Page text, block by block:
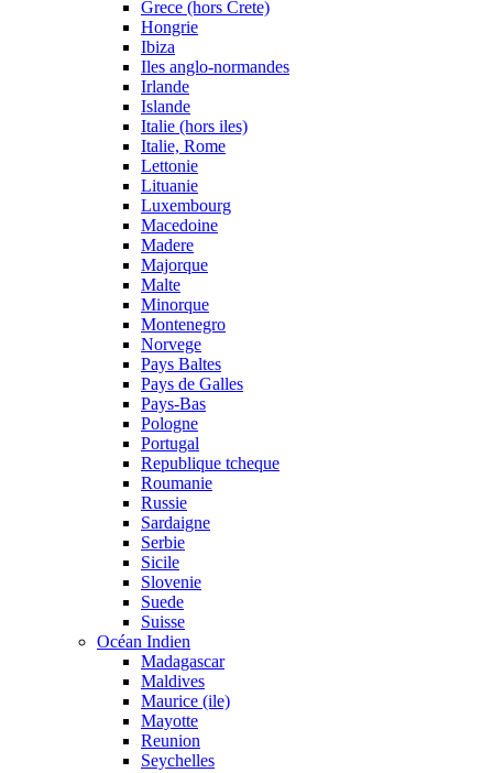
Grece (hors Crete)
Hongrie
Ibiza
Iles anglo-normandes
Irlande
Islande
Italie (hors iles)
Italie, Rome
Lettonie
Lituanie
Luxembourg
Macedoine
Madere
Majorque
Malte
Minorque
Montenegro
Norvege
Pays Baltes
Pays de Galles
Pays-Bas
Pologne
Portugal
Republique tcheque
Roumanie
Russie
Sardaigne
Serbie
Sicile
Slovenie
Suede
Suisse
Océan Indien
Madagascar
Maldives
Maurice (ile)
Mayotte
Reunion
Seychelles